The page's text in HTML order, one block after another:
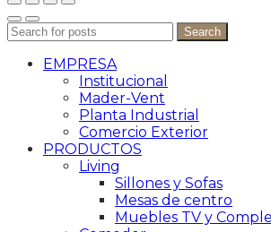
Search
EMPRESA
Institucional
Mader-Vent
Planta Industrial
Comercio Exterior
PRODUCTOS
Living
Sillones y Sofas
Mesas de centro
Muebles TV y